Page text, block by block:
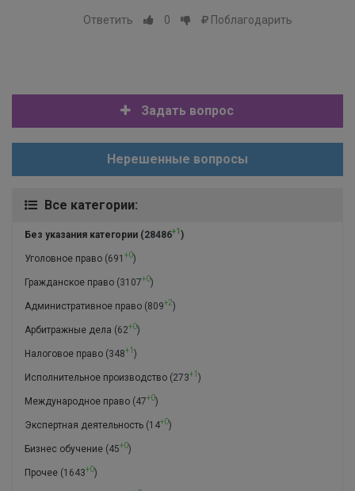
Ответить 0 Поблагодарить
Задать вопрос
Нерешенные вопросы
Все категории:
Без указания категории (28486+1 )
Уголовное право (691 +0)
Гражданское право (3107+0)
Административное право (809+2)
Арбитражные дела (62+0)
Налоговое право (348+1 )
Исполнительное производство (273+1 )
Международное право (47+0)
Экспертная деятельность (14+0)
Бизнес обучение (45+0)
Прочее (1643+0)